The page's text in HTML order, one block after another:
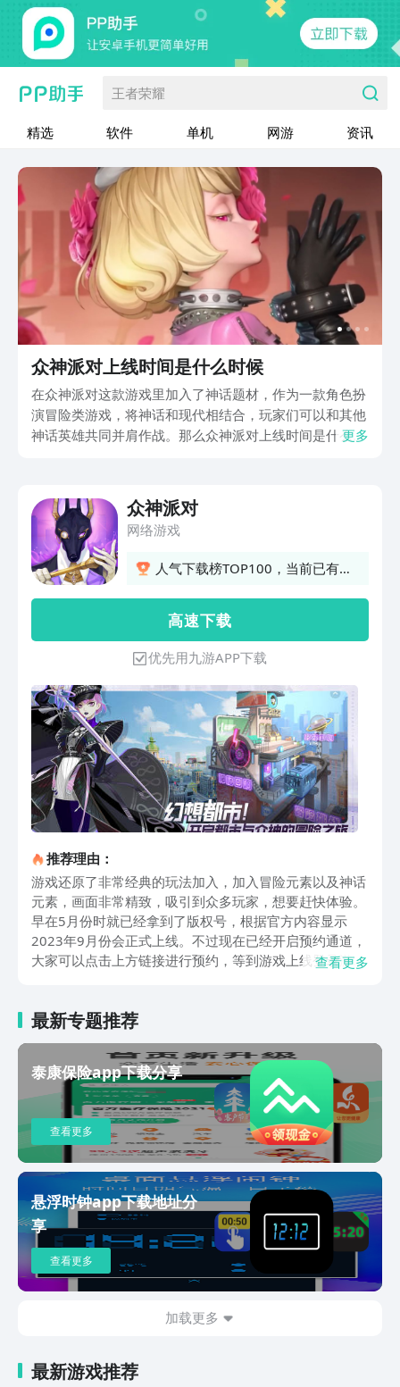
王者荣耀
精选 软件 单机 网游 资讯
众神派对上线时间是什么时候
在众神派对这款游戏里加入了神话题材，作为一款角色扮
演冒险类游戏，将神话和现代相结合，玩家们可以和其他
神话英雄共同并肩作战。那么众神派对上线时间是什么时
更多
众神派对
网络游戏
人气下载榜TOP100，当前已有
高 速 下 载
优先用九游APP下载
推荐理由：
游戏还原了非常经典的玩法加入，加入冒险元素以及神话
元素，画面非常精致，吸引到众多玩家，想要赶快体验。
早在5月份时就已经拿到了版权号，根据官方内容显示
2023年9月份会正式上线。不过现在已经开启预约通道，
大家可以点击上方链接进行预约，等到游戏上线登录游戏
数，丰富的玩法，简单的操作让玩家感受淋漓尽致的畅快
体验。作为一款角色扮演类手游，利用策略式战斗，帮助
大家完成各项主线任务以及副本任务。完成任务的过程
中，可不断解锁全新的模式，全新的任务，让自己从中获
得成就感及快乐。游戏拥有很高自由度，玩家可在这里选
择合适自己的容，并挑战。以上这些就是关于众神派对上
线时间是什么时候的相关介绍，上线时间已经确定为
2023年9月份。玩家可以点击上方链接进行预约，同时还
可以关注九游网站预约，预约之后可获得丰厚奖励和大礼
包。
查看更多
最新专题推荐
泰康保险app下载分享
查看更多
悬浮时钟app下载地址分
享
查看更多
加载更多
最新游戏推荐